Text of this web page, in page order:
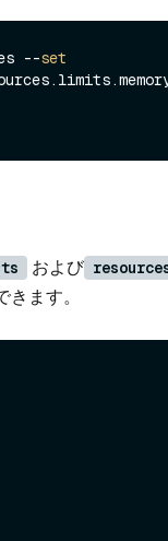
--set
および
ます。